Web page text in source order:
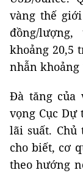
vàng thế
đồng/
khoảng 20,5
nhẫn khoảng
Đà tăng của
vọng Cục Dự
lãi suất. Chủ
cho biết, cơ
theo hướng